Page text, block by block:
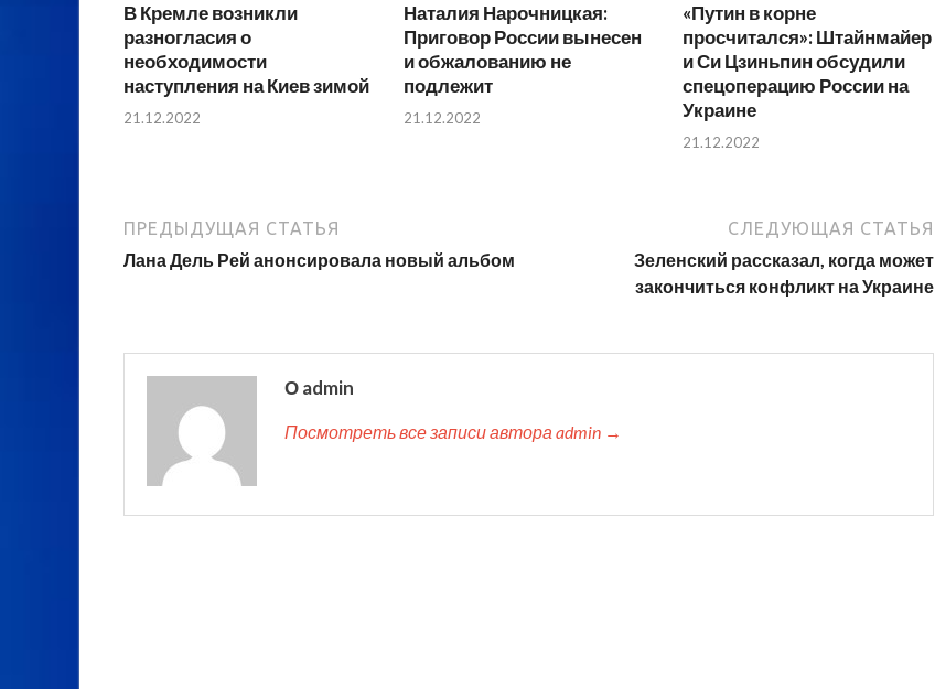
В Кремле возникли
разногласия о
необходимости
наступления на Киев зимой
21.12.2022
Наталия Нарочницкая:
Приговор России вынесен
и обжалованию не
подлежит
21.12.2022
«Путин в корне
просчитался»: Штайнмайер
и Си Цзиньпин обсудили
спецоперацию России на
Украине
21.12.2022
ПРЕДЫДУЩАЯ СТАТЬЯ
Лана Дель Рей анонсировала новый альбом
СЛЕДУЮЩАЯ СТАТЬЯ
Зеленский рассказал, когда может
закончиться конфликт на Украине
О admin
Посмотреть все записи автора admin →